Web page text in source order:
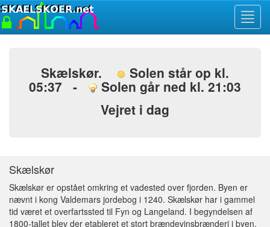
Skælskør. Solen står op kl.
05:37 -
Solen går ned kl. 21:03
Vejret i dag
Skælskør
Skælskør er opstået omkring et vadested over fjorden. Byen er
nævnt i kong Valdemars jordebog i 1240. Skælskør har i gammel
tid været et overfartssted til Fyn og Langeland. I begyndelsen af
1800-tallet blev der etableret et stort brændevinsbrænderi i byen.